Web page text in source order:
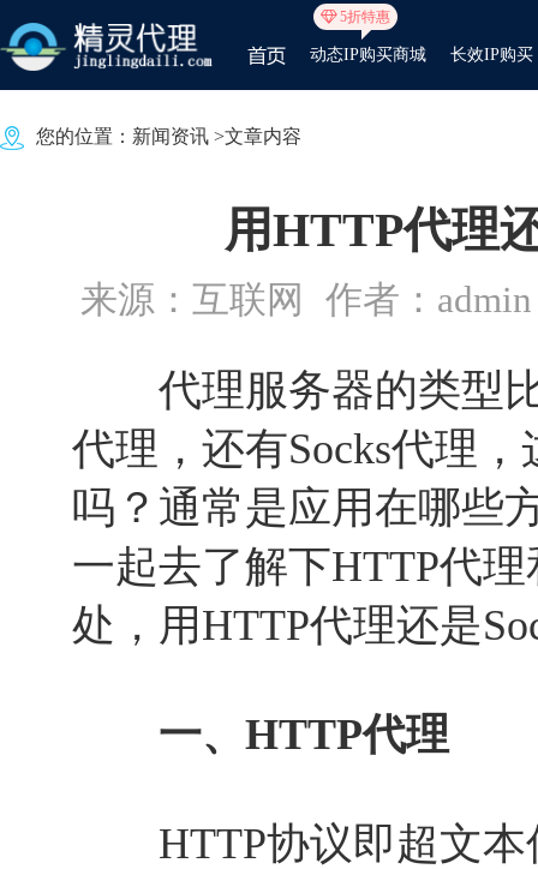
5折特惠
动态IP购买商城 长效IP购买
您的位置： 新闻资讯 >文章内容
用HTTP代理
来源：互联网 作者：admin
代理服务器的类型比
代理，还有Socks代理
吗？通常是应用在哪些
一起去了解下HTTP代
处，用HTTP代理还是
一、HTTP代理
HTTP协议即超文本